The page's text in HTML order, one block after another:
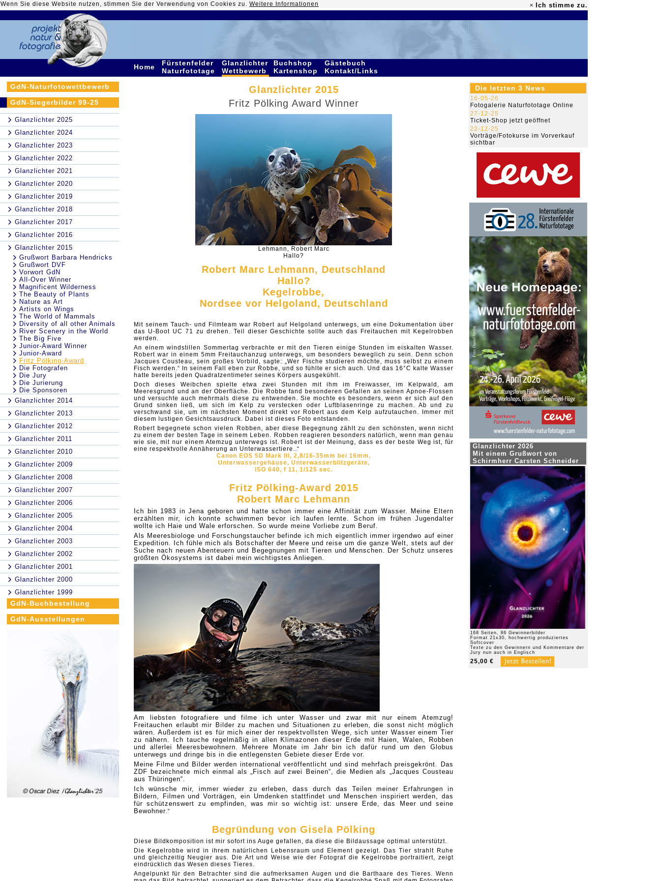
Wenn Sie diese Website nutzen, stimmen Sie der Verwendung von Cookies zu. Weitere Informationen × Ich stimme zu.
Home
Fürstenfelder
Naturfototage
Glanzlichter
Wettbewerb
Buchshop
Kartenshop
Gästebuch
Kontakt/Links
GdN-Naturfotowettbewerb
GdN-Siegerbilder 99-25
Glanzlichter 2025
Glanzlichter 2024
Glanzlichter 2023
Glanzlichter 2022
Glanzlichter 2021
Glanzlichter 2020
Glanzlichter 2019
Glanzlichter 2018
Glanzlichter 2017
Glanzlichter 2016
Glanzlichter 2015
Grußwort Barbara Hendricks
Grußwort DVF
Vorwort GdN
All-Over Winner
Magnificent Wilderness
The Beauty of Plants
Nature as Art
Artists on Wings
The World of Mammals
Diversity of all other Animals
River Scenery in the World
The Big Five
Junior-Award Winner
Junior-Award
Fritz Pölking-Award
Die Fotografen
Die Jury
Die Jurierung
Die Sponsoren
Glanzlichter 2014
Glanzlichter 2013
Glanzlichter 2012
Glanzlichter 2011
Glanzlichter 2010
Glanzlichter 2009
Glanzlichter 2008
Glanzlichter 2007
Glanzlichter 2006
Glanzlichter 2005
Glanzlichter 2004
Glanzlichter 2003
Glanzlichter 2002
Glanzlichter 2001
Glanzlichter 2000
Glanzlichter 1999
GdN-Buchbestellung
GdN-Ausstellungen
Glanzlichter 2015
Fritz Pölking Award Winner
Lehmann, Robert Marc
Hallo?
Robert Marc Lehmann, Deutschland
Hallo?
Kegelrobbe,
Nordsee vor Helgoland, Deutschland
Mit seinem Tauch- und Filmteam war Robert auf Helgoland unterwegs, um eine Dokumentation über
das U-Boot UC 71 zu drehen. Teil dieser Geschichte sollte auch das Freitauchen mit Kegelrobben
werden.
An einem windstillen Sommertag verbrachte er mit den Tieren einige Stunden im eiskalten Wasser.
Robert war in einem 5mm Freitauchanzug unterwegs, um besonders beweglich zu sein. Denn schon
Jacques Cousteau, sein großes Vorbild, sagte: „Wer Fische studieren möchte, muss selbst zu einem
Fisch werden.“ In seinem Fall eben zur Robbe, und so fühlte er sich auch. Und das 16°C kalte Wasser
hatte bereits jeden Quadratzentimeter seines Körpers ausgekühlt.
Doch dieses Weibchen spielte etwa zwei Stunden mit ihm im Freiwasser, im Kelpwald, am
Meeresgrund und an der Oberfläche. Die Robbe fand besonderen Gefallen an seinen Apnoe-Flossen
und versuchte auch mehrmals diese zu entwenden. Sie mochte es besonders, wenn er sich auf den
Grund sinken ließ, um sich im Kelp zu verstecken oder Luftblasenringe zu machen. Ab und zu
verschwand sie, um im nächsten Moment direkt vor Robert aus dem Kelp aufzutauchen. Immer mit
diesem lustigen Gesichtsausdruck. Dabei ist dieses Foto entstanden.
Robert begegnete schon vielen Robben, aber diese Begegnung zählt zu den schönsten, wenn nicht
zu einem der besten Tage in seinem Leben. Robben reagieren besonders natürlich, wenn man genau
wie sie, mit nur einem Atemzug unterwegs ist. Robert ist der Meinung, dass es der beste Weg ist, für
eine respektvolle Annäherung an Unterwassertiere..“
Canon EOS 5D Mark III, 2,8/16-35mm bei 16mm,
Unterwassergehäuse, Unterwasserblitzgeräte,
ISO 640, f 11, 1/125 sec.
Fritz Pölking-Award 2015
Robert Marc Lehmann
Ich bin 1983 in Jena geboren und hatte schon immer eine Affinität zum Wasser. Meine Eltern
erzählten mir, ich konnte schwimmen bevor ich laufen lernte. Schon im frühen Jugendalter
wollte ich Haie und Wale erforschen. So wurde meine Vorliebe zum Beruf.
Als Meeresbiologe und Forschungstaucher befinde ich mich eigentlich immer irgendwo auf einer
Expedition. Ich fühle mich als Botschafter der Meere und reise um die ganze Welt, stets auf der
Suche nach neuen Abenteuern und Begegnungen mit Tieren und Menschen. Der Schutz unseres
größten Ökosystems ist dabei mein wichtigstes Anliegen.
Am liebsten fotografiere und filme ich unter Wasser und zwar mit nur einem Atemzug!
Freitauchen erlaubt mir Bilder zu machen und Situationen zu erleben, die sonst nicht möglich
wären. Außerdem ist es für mich einer der respektvollsten Wege, sich unter Wasser einem Tier
zu nähern. Ich tauche regelmäßig in allen Klimazonen dieser Erde mit Haien, Walen, Robben
und allerlei Meeresbewohnern. Mehrere Monate im Jahr bin ich dafür rund um den Globus
unterwegs und dringe bis in die entlegensten Gebiete dieser Erde vor.
Meine Filme und Bilder werden international veröffentlicht und sind mehrfach preisgekrönt. Das
ZDF bezeichnete mich einmal als „Fisch auf zwei Beinen“, die Medien als „Jacques Cousteau
aus Thüringen“.
Ich wünsche mir, immer wieder zu erleben, dass durch das Teilen meiner Erfahrungen in
Bildern, Filmen und Vorträgen, ein Umdenken stattfindet und Menschen inspiriert werden, das
für schützenswert zu empfinden, was mir so wichtig ist: unsere Erde, das Meer und seine
Bewohner.“
Begründung von Gisela Pölking
Diese Bildkomposition ist mir sofort ins Auge gefallen, da diese die Bildaussage optimal unterstützt.
Die Kegelrobbe wird in ihrem natürlichen Lebensraum und Element gezeigt. Das Tier strahlt Ruhe
und gleichzeitig Neugier aus. Die Art und Weise wie der Fotograf die Kegelrobbe portraitiert, zeigt
eindrücklich das Wesen dieses Tieres.
Angelpunkt für den Betrachter sind die aufmerksamen Augen und die Barthaare des Tieres. Wenn
Die letzten 3 News
16-05-26
Fotogalerie Naturfototage Online
27-12-25
Ticket-Shop jetzt geöffnet
22-12-25
Vorträge/Fotokurse im Vorverkauf
sichtbar
Glanzlichter 2026
Mit einem Grußwort von
Schirmherr Carsten Schneider
168 Seiten, 86 Gewinnerbilder
Format 21x30, hochwertig produziertes
Softcover
Texte zu den Gewinnern und Kommentare der
Jury nun auch in Englisch
25,00 €